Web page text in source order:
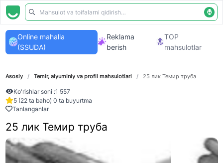
Online mahalla
(SSUDA)
Reklama
berish
TOP
mahsulotlar
Asosiy / Temir, alyuminiy va profil mahsulotlari / 25 лик Темир труба
Ko'rishlar soni :1 557
5 (22 ta baho) 0 ta buyurtma
Tanlanganlar
25 лик Темир труба